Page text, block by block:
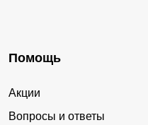
Помощь
Акции
Вопросы и ответы